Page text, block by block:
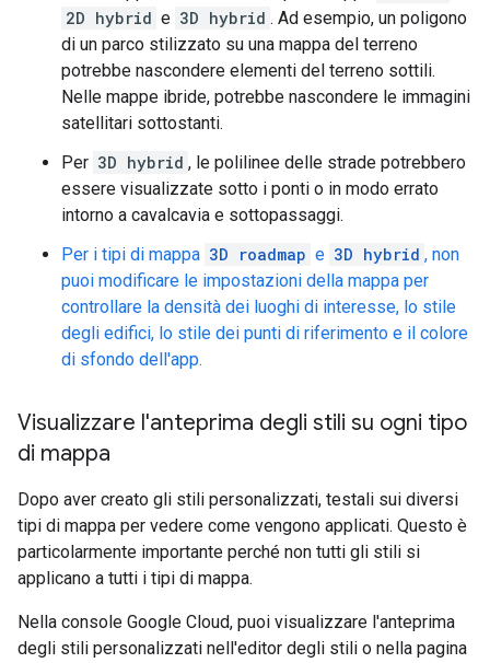
2D hybrid e 3D hybrid . Ad esempio, un poligono
di un parco stilizzato su una mappa del terreno
potrebbe nascondere elementi del terreno sottili.
Nelle mappe ibride, potrebbe nascondere le immagini
satellitari sottostanti.
Per 3D hybrid , le polilinee delle strade potrebbero
essere visualizzate sotto i ponti o in modo errato
intorno a cavalcavia e sottopassaggi.
Per i tipi di mappa 3D roadmap e 3D hybrid , non
puoi modificare le impostazioni della mappa per
controllare la densità dei luoghi di interesse, lo stile
degli edifici, lo stile dei punti di riferimento e il colore
di sfondo dell'app.
Visualizzare l'anteprima degli stili su ogni tipo
di mappa
Dopo aver creato gli stili personalizzati, testali sui diversi
tipi di mappa per vedere come vengono applicati. Questo è
particolarmente importante perché non tutti gli stili si
applicano a tutti i tipi di mappa.
Nella console Google Cloud, puoi visualizzare l'anteprima
degli stili personalizzati nell'editor degli stili o nella pagina